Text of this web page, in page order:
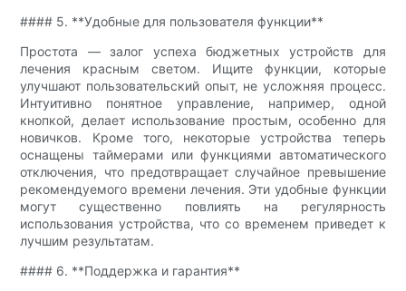
#### 5. **Удобные для пользователя функции**
Простота — залог успеха бюджетных устройств для
лечения красным светом. Ищите функции, которые
улучшают пользовательский опыт, не усложняя процесс.
Интуитивно понятное управление, например, одной
кнопкой, делает использование простым, особенно для
новичков. Кроме того, некоторые устройства теперь
оснащены таймерами или функциями автоматического
отключения, что предотвращает случайное превышение
рекомендуемого времени лечения. Эти удобные функции
могут существенно повлиять на регулярность
использования устройства, что со временем приведет к
лучшим результатам.
#### 6. **Поддержка и гарантия**